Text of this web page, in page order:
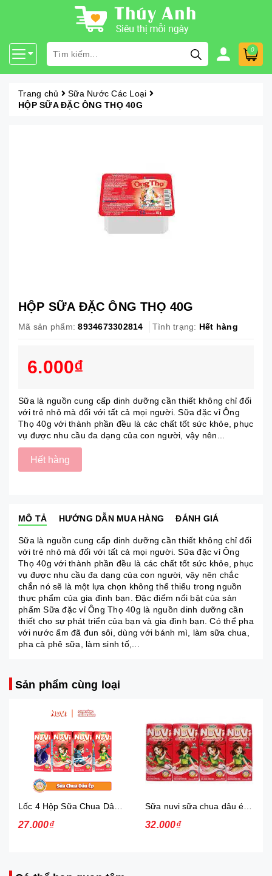
0
Trang chủ
Sữa Nước Các Loại
HỘP SỮA ĐẶC ÔNG THỌ 40G
HỘP SỮA ĐẶC ÔNG THỌ 40G
Mã sản phẩm: 8934673302814 Tình trạng: Hết hàng
6.000₫
Sữa là nguồn cung cấp dinh dưỡng cần thiết không chỉ đối
với trẻ nhỏ mà đối với tất cả mọi người. Sữa đặc vỉ Ông
Thọ 40g với thành phần đều là các chất tốt sức khỏe, phục
vụ được nhu cầu đa dạng của con người, vậy nên...
Hết hàng
MÔ TẢ HƯỚNG DẪN MUA HÀNG ĐÁNH GIÁ
Sữa là nguồn cung cấp dinh dưỡng cần thiết không chỉ đối
với trẻ nhỏ mà đối với tất cả mọi người. Sữa đặc vỉ Ông
Thọ 40g với thành phần đều là các chất tốt sức khỏe, phục
vụ được nhu cầu đa dạng của con người, vậy nên chắc
chắn nó sẽ là một lựa chọn không thể thiểu trong nguồn
thực phẩm của gia đình bạn. Đặc điểm nổi bật của sản
phẩm Sữa đặc vỉ Ông Thọ 40g là nguồn dinh dưỡng cần
thiết cho sự phát triển của bạn và gia đình bạn. Có thể pha
với nước ấm đã đun sôi, dùng với bánh mì, làm sữa chua,
pha cà phê sữa, làm sinh tố,...
Sản phẩm cùng loại
27.000₫ 32.000₫